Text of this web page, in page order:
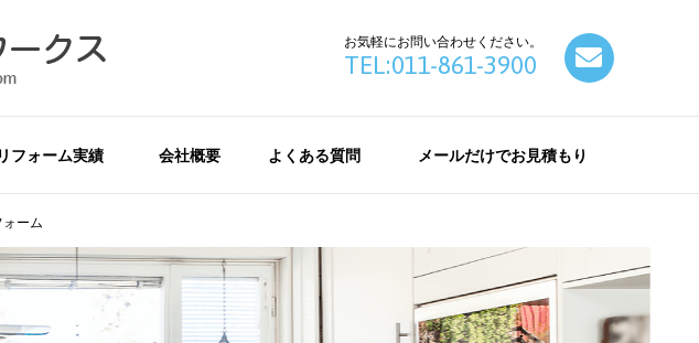
お気軽にお問い合わせください。
TEL:011-861-3900
フォーム実績 会社概要 よくある質問 メールだけでお見積もり
ーム